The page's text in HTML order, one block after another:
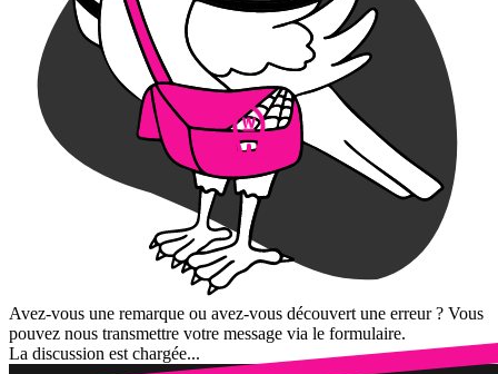
Avez-vous une remarque ou avez-vous découvert une erreur ? Vous
pouvez nous transmettre votre message via le formulaire.
La discussion est chargée...